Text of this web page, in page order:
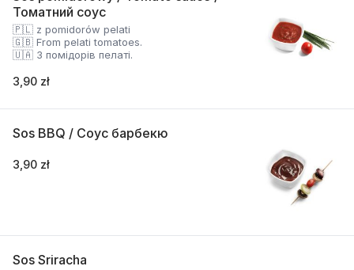
Томатний соус
🇵🇱 z pomidorów pelati
🇬🇧 From pelati tomatoes.
🇺🇦 З помідорів пелаті.
3,90 zł
Sos BBQ / Соус барбекю
3,90 zł
Sos Sriracha